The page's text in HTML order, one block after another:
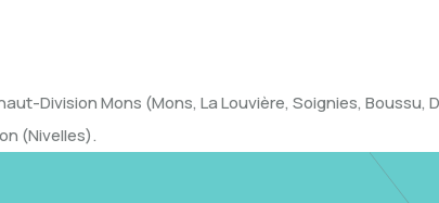
Division Mons (Mons, La Louvière, Soignies,
(Nivelles).